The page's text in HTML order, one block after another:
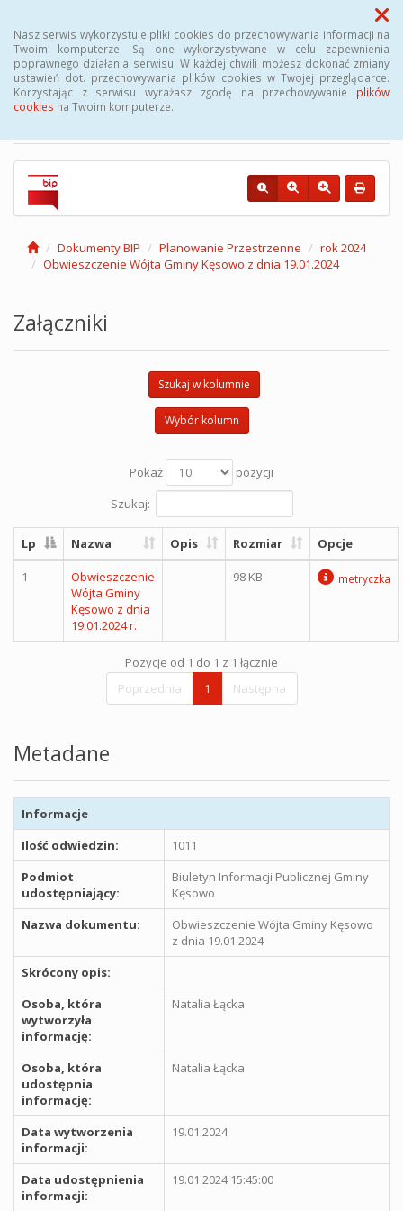
Nasz serwis wykorzystuje pliki cookies do przechowywania informacji na
Twoim komputerze. Są one wykorzystywane w celu zapewnienia
poprawnego działania serwisu. W każdej chwili możesz dokonać zmiany
ustawień dot. przechowywania plików cookies w Twojej przeglądarce.
Korzystając z serwisu wyrażasz zgodę na przechowywanie plików
cookies na Twoim komputerze.
Menu
Biuletyn Informacji
Publicznej Gminy Kęsowo
Dokumenty BIP Planowanie Przestrzenne
rok 2024
Obwieszczenie Wójta Gminy Kęsowo z dnia 19.01.2024
Załączniki
Szukaj w kolumnie
Wybór kolumn
Pokaż
pozycji
Szukaj:
Lp Nazwa Opis Rozmiar Opcje
1
Obwieszczenie
Wójta Gminy
Kęsowo z dnia
19.01.2024 r.
98 KB metryczka
Pozycje od 1 do 1 z 1 łącznie
Poprzednia
1 Następna
Metadane
Informacje
Ilość odwiedzin:
1011
Podmiot
udostępniający:
Biuletyn Informacji Publicznej Gminy
Kęsowo
Nazwa dokumentu:
Obwieszczenie Wójta Gminy Kęsowo
z dnia 19.01.2024
Skrócony opis:
Osoba, która
wytworzyła
informację:
Natalia Łącka
Osoba, która
udostępnia
informację:
Natalia Łącka
Data wytworzenia
informacji:
19.01.2024
Data udostępnienia
informacji:
19.01.2024 15:45:00